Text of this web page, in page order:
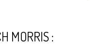
MORRIS :